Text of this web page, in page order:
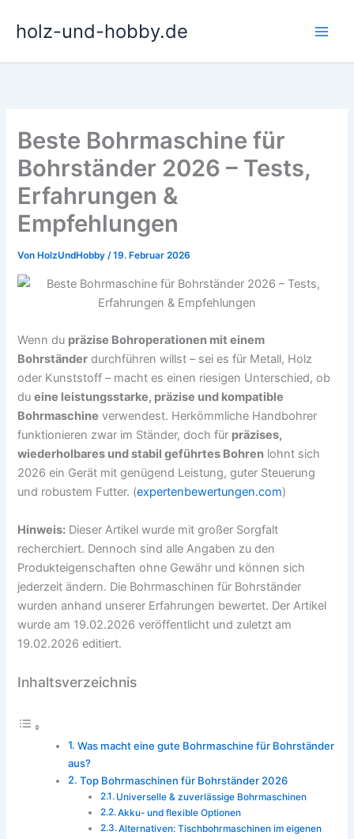
Inhaltholz-und-hobby.de
Beste Bohrmaschine für
Bohrständer 2026 – Tests,
Erfahrungen &
Empfehlungen
Von HolzUndHobby/19. Februar 2026
Wenn du präzise Bohroperationen mit einem
Bohrständer durchführen willst – sei es für Metall, Holz
oder Kunststoff – macht es einen riesigen Unterschied, ob
dueine leistungsstarke, präzise und kompatible
Bohrmaschine verwendest. Herkömmliche Handbohrer
funktionieren zwar im Ständer, doch für präzises,
wiederholbares und stabil geführtes Bohren lohnt sich
2026 ein Gerät mit genügend Leistung, guter Steuerung
und robustem Futter. (expertenbewertungen.com)
Hinweis: Dieser Artikel wurde mit großer Sorgfalt
recherchiert. Dennoch sind alle Angaben zu den
Produkteigenschaften ohne Gewähr und können sich
jederzeit ändern. Die Bohrmaschinen für Bohrständer
wurden anhand unserer Erfahrungen bewertet. Der Artikel
wurde am 19.02.2026 veröffentlicht und zuletzt am
19.02.2026 editiert.
Inhaltsverzeichnis
Was macht eine gute Bohrmaschine für Bohrständer
aus?
Top Bohrmaschinen für Bohrständer 2026
Universelle & zuverlässige Bohrmaschinen
Akku- und flexible Optionen
Alternativen: Tischbohrmaschinen im eigenen